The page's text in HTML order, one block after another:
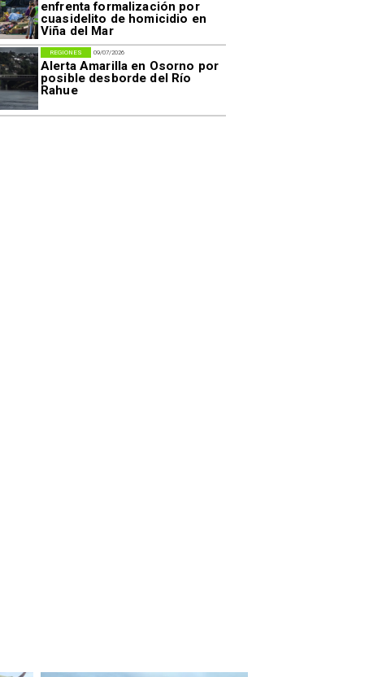
enfrenta formalización por
cuasidelito de homicidio en
Viña del Mar
09/07/2026
Alerta Amarilla en Osorno por
posible desborde del Río
Rahue
REGIONES